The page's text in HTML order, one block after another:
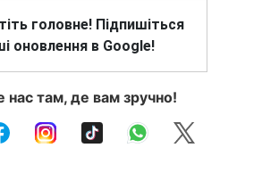
головне! Підпишіться
оновлення в Google!
нас там, де вам зручно!